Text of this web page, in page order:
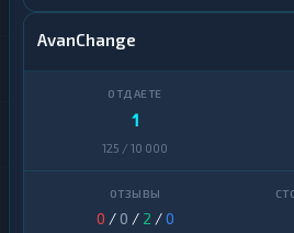
AvanChange
1
125 / 10 000
0 / 0 / 2 /0